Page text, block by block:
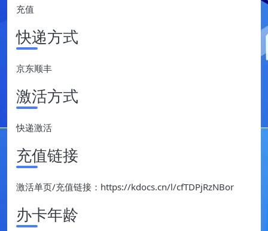
充值
快递方式
京东顺丰
激活方式
快递激活
充值链接
激活单页/充值链接：https://kdocs.cn/l/cfTDPjRzNBor
办卡年龄